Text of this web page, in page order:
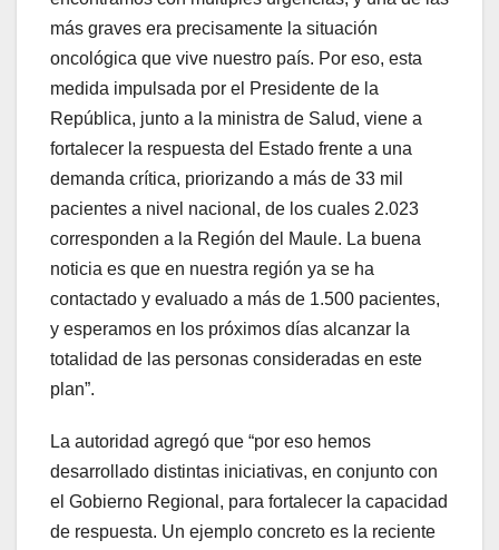
más graves era precisamente la situación
oncológica que vive nuestro país. Por eso, esta
medida impulsada por el Presidente de la
República, junto a la ministra de Salud, viene a
fortalecer la respuesta del Estado frente a una
demanda crítica, priorizando a más de 33 mil
pacientes a nivel nacional, de los cuales 2.023
corresponden a la Región del Maule. La buena
noticia es que en nuestra región ya se ha
contactado y evaluado a más de 1.500 pacientes,
y esperamos en los próximos días alcanzar la
totalidad de las personas consideradas en este
plan”.
La autoridad agregó que “por eso hemos
desarrollado distintas iniciativas, en conjunto con
el Gobierno Regional, para fortalecer la capacidad
de respuesta. Un ejemplo concreto es la reciente